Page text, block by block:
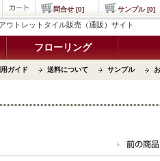
ウトレットタイル販売（通販）サイト
フローリング
ガイド 送料について サンプル
問合せ [0] サンプル [0]